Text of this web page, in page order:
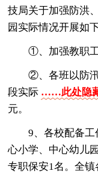
技局关于加强防洪
园实际情况开展如
①、加强教职
②、各班以防
段实际 ……此处隐
元。
9、各校配备
心小学、中心幼儿
专职保安1名。全镇